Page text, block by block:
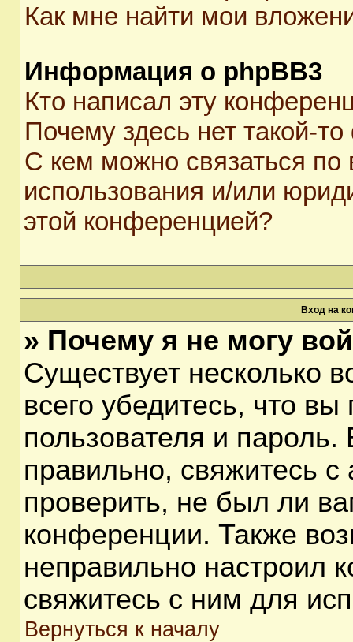
Как мне найти мои
Информация о phpBB3
Кто написал эту
Почему здесь нет такой-
С кем можно связаться по
использования и/или
этой конференцией?
Вход на
» Почему я не могу
Существует несколько
всего убедитесь, что
пользователя и
правильно, свяжитесь
проверить, не был ли
конференции. Также
неправильно настроил
свяжитесь с ним для
Вернуться к началу